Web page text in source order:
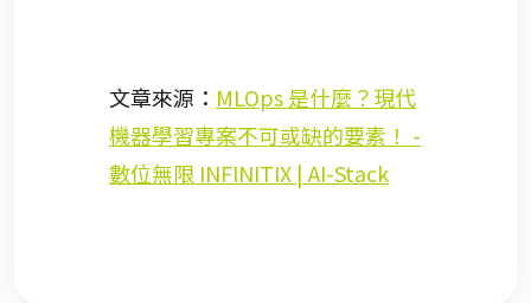
文章來源： MLOps 是什麼？現代
機器學習專案不可或缺的要素！ -
數位無限 INFINITIX | AI-Stack